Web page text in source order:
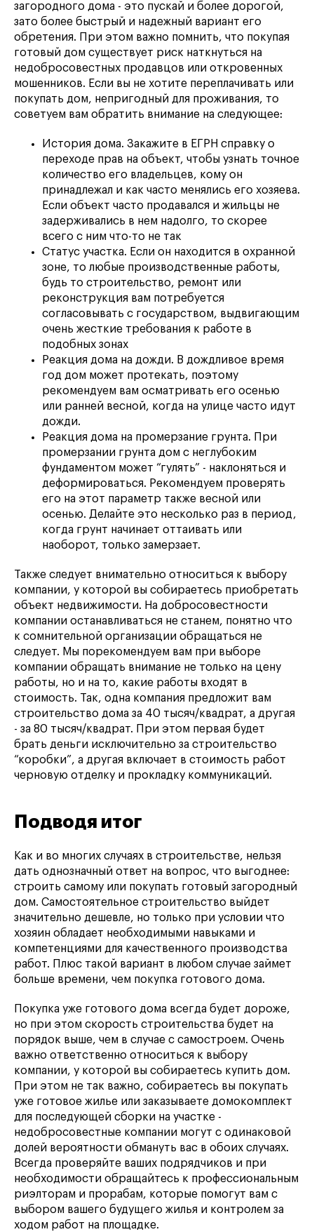
загородного дома - это пускай и более дорогой,
зато более быстрый и надежный вариант его
обретения. При этом важно помнить, что покупая
готовый дом существует риск наткнуться на
недобросовестных продавцов или откровенных
мошенников. Если вы не хотите переплачивать или
покупать дом, непригодный для проживания, то
советуем вам обратить внимание на следующее:
История дома. Закажите в ЕГРН справку о
переходе прав на объект, чтобы узнать точное
количество его владельцев, кому он
принадлежал и как часто менялись его хозяева.
Если объект часто продавался и жильцы не
задерживались в нем надолго, то скорее
всего с ним что-то не так
Статус участка. Если он находится в охранной
зоне, то любые производственные работы,
будь то строительство, ремонт или
реконструкция вам потребуется
согласовывать с государством, выдвигающим
очень жесткие требования к работе в
подобных зонах
Реакция дома на дожди. В дождливое время
год дом может протекать, поэтому
рекомендуем вам осматривать его осенью
или ранней весной, когда на улице часто идут
дожди.
Реакция дома на промерзание грунта. При
промерзании грунта дом с неглубоким
фундаментом может “гулять” - наклоняться и
деформироваться. Рекомендуем проверять
его на этот параметр также весной или
осенью. Делайте это несколько раз в период,
когда грунт начинает оттаивать или
наоборот, только замерзает.
Также следует внимательно относиться к выбору
компании, у которой вы собираетесь приобретать
объект недвижимости. На добросовестности
компании останавливаться не станем, понятно что
к сомнительной организации обращаться не
следует. Мы порекомендуем вам при выборе
компании обращать внимание не только на цену
работы, но и на то, какие работы входят в
стоимость. Так, одна компания предложит вам
строительство дома за 40 тысяч/квадрат, а другая
- за 80 тысяч/квадрат. При этом первая будет
брать деньги исключительно за строительство
“коробки”, а другая включает в стоимость работ
черновую отделку и прокладку коммуникаций.
Подводя итог
Как и во многих случаях в строительстве, нельзя
дать однозначный ответ на вопрос, что выгоднее:
строить самому или покупать готовый загородный
дом. Самостоятельное строительство выйдет
значительно дешевле, но только при условии что
хозяин обладает необходимыми навыками и
компетенциями для качественного производства
работ. Плюс такой вариант в любом случае займет
больше времени, чем покупка готового дома.
Покупка уже готового дома всегда будет дороже,
но при этом скорость строительства будет на
порядок выше, чем в случае с самостроем. Очень
важно ответственно относиться к выбору
компании, у которой вы собираетесь купить дом.
При этом не так важно, собираетесь вы покупать
уже готовое жилье или заказываете домокомплект
для последующей сборки на участке -
недобросовестные компании могут с одинаковой
долей вероятности обмануть вас в обоих случаях.
Всегда проверяйте ваших подрядчиков и при
необходимости обращайтесь к профессиональным
риэлторам и прорабам, которые помогут вам с
выбором вашего будущего жилья и контролем за
ходом работ на площадке.